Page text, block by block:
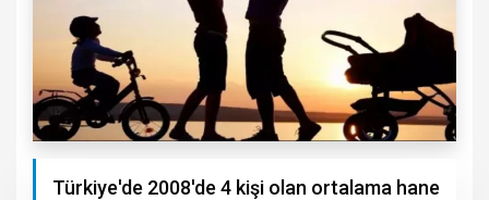
Türkiye'de 2008'de 4 kişi olan ortalama hane